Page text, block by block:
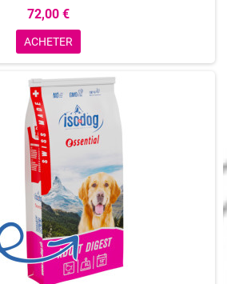
72,00 €
ACHETER